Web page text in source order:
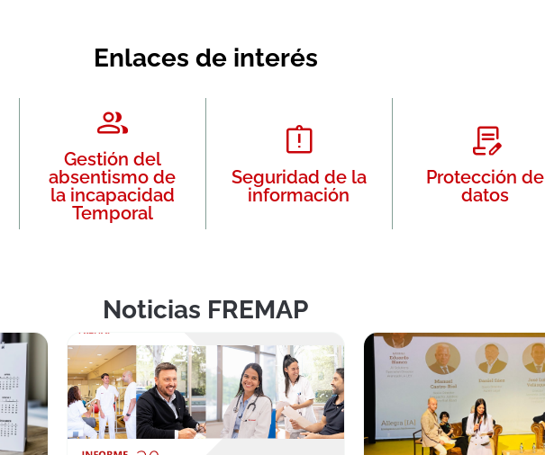
Enlaces de interés
Gestión del
absentismo de
la incapacidad
Temporal
Seguridad de la
información
Protección de
datos
Noticias FREMAP